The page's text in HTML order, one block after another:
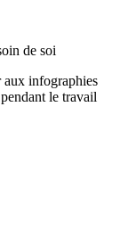
de soi
aux infographies
le travail